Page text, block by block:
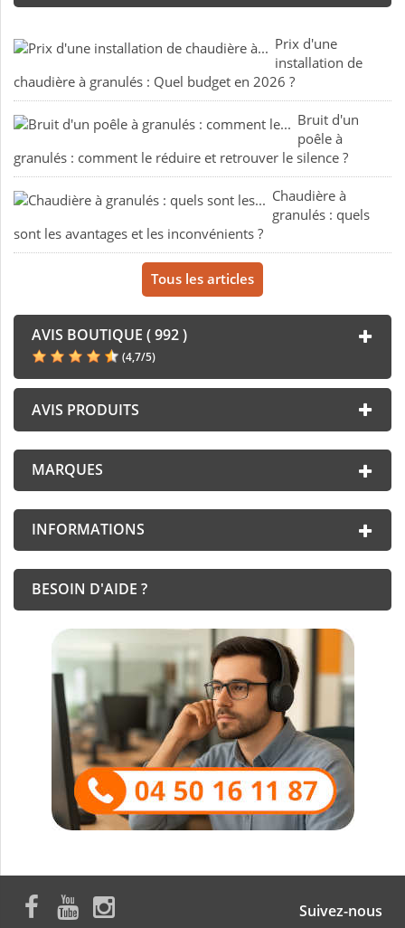
Prix d'une
installation de
chaudière à granulés : Quel budget en 2026 ?
Bruit d'un
poêle à
granulés : comment le réduire et retrouver le silence ?
Chaudière à
granulés : quels
sont les avantages et les inconvénients ?
Tous les articles
AVIS BOUTIQUE ( 992 )
(4,7/5)
AVIS PRODUITS
MARQUES
INFORMATIONS
BESOIN D'AIDE ?
Suivez-nous